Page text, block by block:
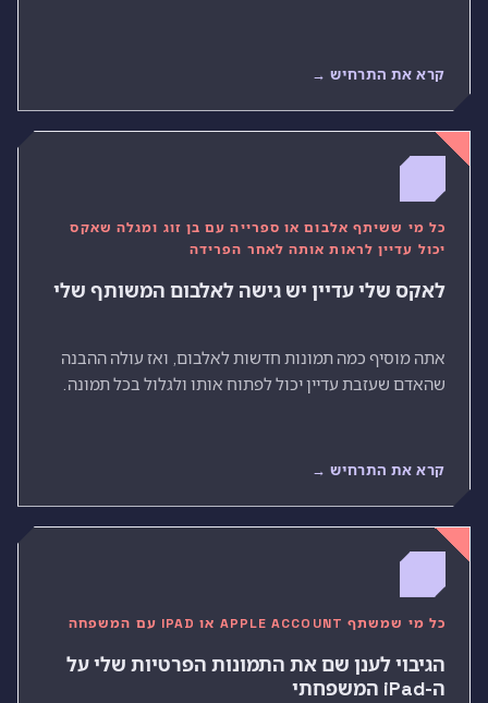
קרא את התרחיש →
כל מי ששיתף אלבום או ספרייה עם בן זוג ומגלה שאקס
יכול עדיין לראות אותה לאחר הפרידה
לאקס שלי עדיין יש גישה לאלבום המשותף שלי
אתה מוסיף כמה תמונות חדשות לאלבום, ואז עולה ההבנה
שהאדם שעזבת עדיין יכול לפתוח אותו ולגלול בכל תמונה.
קרא את התרחיש →
כל מי שמשתף APPLE ACCOUNT או IPAD עם המשפחה
הגיבוי לענן שם את התמונות הפרטיות שלי על
ה-iPad המשפחתי